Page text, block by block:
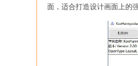
面，适合打造设计画面上的